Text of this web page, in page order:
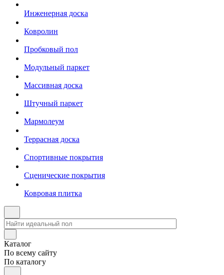
Инженерная доска
Ковролин
Пробковый пол
Модульный паркет
Массивная доска
Штучный паркет
Мармолеум
Террасная доска
Спортивные покрытия
Сценические покрытия
Ковровая плитка
Каталог
По всему сайту
По каталогу